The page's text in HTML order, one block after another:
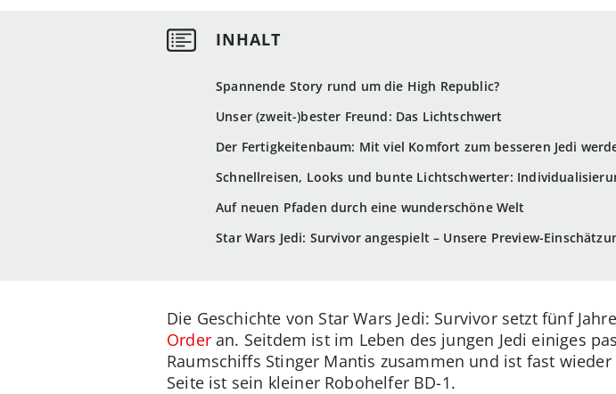
Spannende Story rund um die High Republic?
Unser (zweit-)bester Freund: Das Lichtschwert
Der Fertigkeitenbaum: Mit viel Komfort zum besseren Jedi
Schnellreisen, Looks und bunte Lichtschwerter:
Auf neuen Pfaden durch eine wunderschöne Welt
Star Wars Jedi: Survivor angespielt – Unsere Preview-
Die Geschichte von Star Wars Jedi: Survivor setzt fünf
Orderan. Seitdem ist im Leben des jungen Jedi einiges
Raumschiffs Stinger Mantis zusammen und ist fast
Seite ist sein kleiner Robohelfer BD-1.